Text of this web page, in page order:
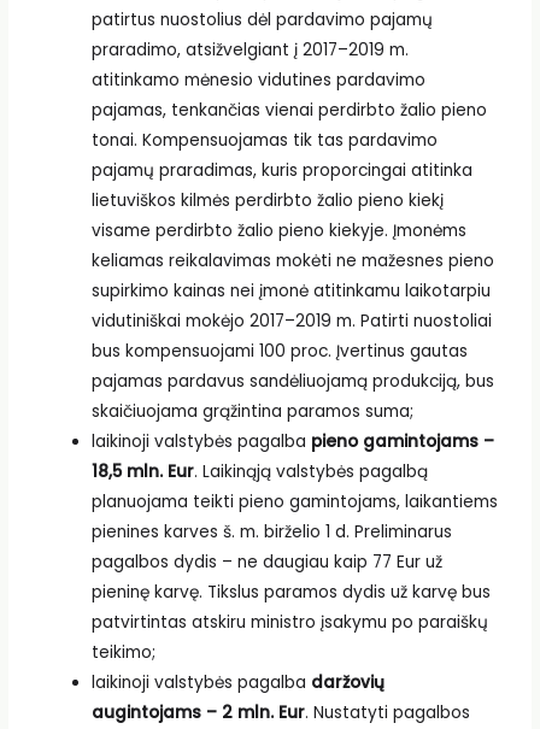
patirtus nuostolius dėl pardavimo pajamų
praradimo, atsižvelgiant į 2017–2019 m.
atitinkamo mėnesio vidutines pardavimo
pajamas, tenkančias vienai perdirbto žalio pieno
tonai. Kompensuojamas tik tas pardavimo
pajamų praradimas, kuris proporcingai atitinka
lietuviškos kilmės perdirbto žalio pieno kiekį
visame perdirbto žalio pieno kiekyje. Įmonėms
keliamas reikalavimas mokėti ne mažesnes pieno
supirkimo kainas nei įmonė atitinkamu laikotarpiu
vidutiniškai mokėjo 2017–2019 m. Patirti nuostoliai
bus kompensuojami 100 proc. Įvertinus gautas
pajamas pardavus sandėliuojamą produkciją, bus
skaičiuojama grąžintina paramos suma;
laikinoji valstybės pagalba pieno gamintojams –
18,5 mln. Eur. Laikinąją valstybės pagalbą
planuojama teikti pieno gamintojams, laikantiems
pienines karves š. m. birželio 1 d. Preliminarus
pagalbos dydis – ne daugiau kaip 77 Eur už
pieninę karvę. Tikslus paramos dydis už karvę bus
patvirtintas atskiru ministro įsakymu po paraiškų
teikimo;
laikinoji valstybės pagalba daržovių
augintojams – 2 mln. Eur. Nustatyti pagalbos